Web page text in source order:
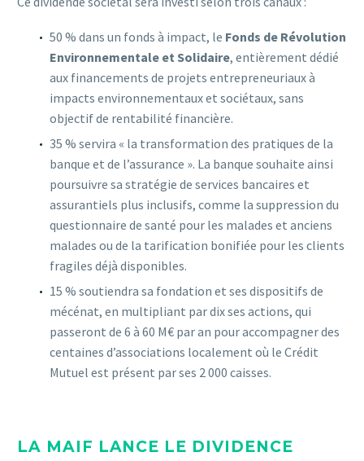
50 % dans un fonds à impact, le Fonds de Révolution
Environnementale et Solidaire, entièrement dédié
aux financements de projets entrepreneuriaux à
impacts environnementaux et sociétaux, sans
objectif de rentabilité financière.
35 % servira « la transformation des pratiques de la
banque et de l’assurance ». La banque souhaite ainsi
poursuivre sa stratégie de services bancaires et
assurantiels plus inclusifs, comme la suppression du
questionnaire de santé pour les malades et anciens
malades ou de la tarification bonifiée pour les clients
fragiles déjà disponibles.
15 % soutiendra sa fondation et ses dispositifs de
mécénat, en multipliant par dix ses actions, qui
passeront de 6 à 60 M€ par an pour accompagner des
centaines d’associations localement où le Crédit
Mutuel est présent par ses 2 000 caisses.
LA MAIF LANCE LE DIVIDENCE